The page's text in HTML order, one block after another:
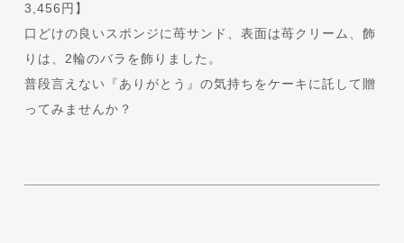
3,456円】
口どけの良いスポンジに苺サンド、表面は苺クリーム、飾
りは、2輪のバラを飾りました。
普段言えない『ありがとう』の気持ちをケーキに託して贈
ってみませんか？